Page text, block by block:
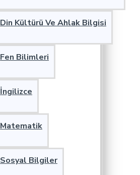
Din Kültürü Ve Ahlak Bilgisi
Fen Bilimleri
İngilizce
Matematik
Sosyal Bilgiler